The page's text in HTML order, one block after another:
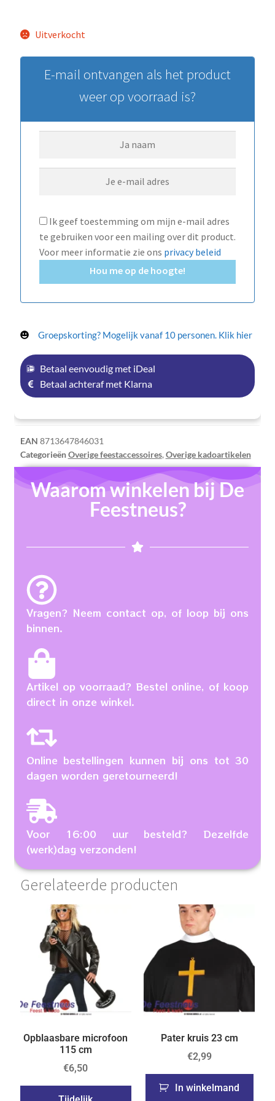
Uitverkocht
E-mail ontvangen als het product
weer op voorraad is?
Ik geef toestemming om mijn e-mail adres
te gebruiken voor een mailing over dit product.
Voor meer informatie zie ons privacy beleid
Hou me op de hoogte!
Groepskorting? Mogelijk vanaf 10 personen. Klik hier
Betaal eenvoudig met iDeal
Betaal achteraf met Klarna
EAN 8713647846031
CategorieënOverige feestaccessoires,Overige kadoartikelen
Waarom winkelen bij De
Feestneus?
Vragen? Neem contact op, of loop bij ons
binnen.
Artikel op voorraad? Bestel online, of koop
direct in onze winkel.
Online bestellingen kunnen bij ons tot 30
dagen worden geretourneerd!
Voor 16:00 uur besteld? Dezelfde
(werk)dag verzonden!
Gerelateerde producten
Opblaasbare microfoon
115 cm
€6,50
Pater kruis 23 cm
€2,99
In winkelmand